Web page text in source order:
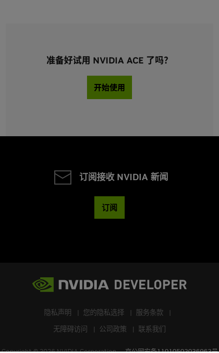
准备好试用 NVIDIA ACE 了吗？
开始使用
订阅接收 NVIDIA 新闻
订阅
隐私声明 您的隐私选择
服务条款
无障碍访问
公司政策 联系我们
Copyright ©2026NVIDIA Corporation 京公网安备11010502036963号